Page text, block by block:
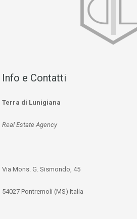
Info e Contatti
Terra di Lunigiana
Real Estate Agency
Via Mons. G. Sismondo, 45
54027 Pontremoli (MS) Italia